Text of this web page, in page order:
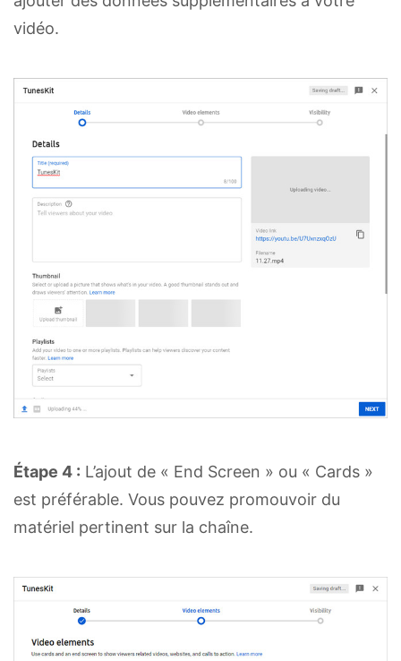
vidéo.
Étape 4 : L’ajout de « End Screen » ou « Cards »
est préférable. Vous pouvez promouvoir du
matériel pertinent sur la chaîne.